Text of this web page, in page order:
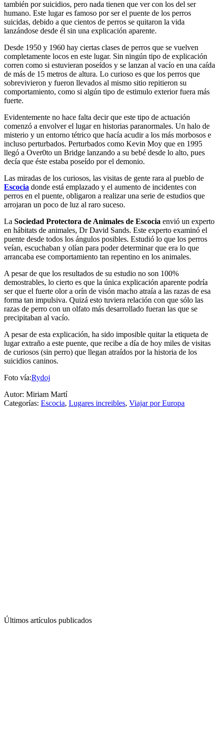
también por suicidios, pero nada tienen que ver con los del ser
humano. Este lugar es famoso por ser el puente de los perros
suicidas, debido a que cientos de perros se quitaron la vida
lanzándose desde él sin una explicación aparente.
Desde 1950 y 1960 hay ciertas clases de perros que se vuelven
completamente locos en este lugar. Sin ningún tipo de explicación
corren como si estuvieran poseídos y se lanzan al vacío en una caída
de más de 15 metros de altura. Lo curioso es que los perros que
sobrevivieron y fueron llevados al mismo sitio repitieron su
comportamiento, como si algún tipo de estimulo exterior fuera más
fuerte.
Evidentemente no hace falta decir que este tipo de actuación
comenzó a envolver el lugar en historias paranormales. Un halo de
misterio y un entorno tétrico que hacía acudir a los más morbosos e
incluso perturbados. Perturbados como Kevin Moy que en 1995
llegó a Over0to un Bridge lanzando a su bebé desde lo alto, pues
decía que éste estaba poseído por el demonio.
Las miradas de los curiosos, las visitas de gente rara al pueblo de
Escocia donde está emplazado y el aumento de incidentes con
perros en el puente, obligaron a realizar una serie de estudios que
arrojaran un poco de luz al raro suceso.
La Sociedad Protectora de Animales de Escocia envió un experto
en hábitats de animales, Dr David Sands. Este experto examinó el
puente desde todos los ángulos posibles. Estudió lo que los perros
veían, escuchaban y olían para poder determinar que era lo que
arrancaba ese comportamiento tan repentino en los animales.
A pesar de que los resultados de su estudio no son 100%
demostrables, lo cierto es que la única explicación aparente podría
ser que el fuerte olor a orín de visón macho atraía a las razas de esa
forma tan impulsiva. Quizá esto tuviera relación con que sólo las
razas de perro con un olfato más desarrollado fueran las que se
precipitaban al vacío.
A pesar de esta explicación, ha sido imposible quitar la etiqueta de
lugar extraño a este puente, que recibe a día de hoy miles de visitas
de curiosos (sin perro) que llegan atraídos por la historia de los
suicidios caninos.
Foto vía:Rydoj
Autor: Miriam Martí
Categorías: Escocia, Lugares increibles, Viajar por Europa
Últimos artículos publicados